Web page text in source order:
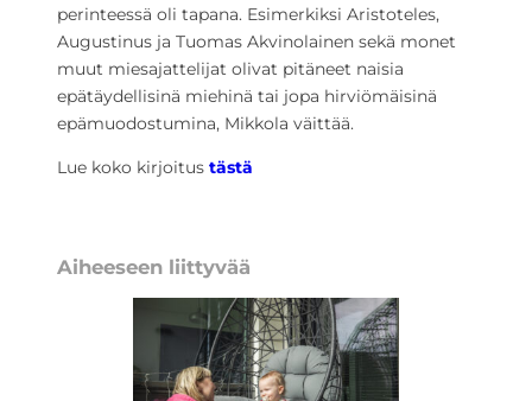
perinteessä oli tapana. Esimerkiksi Aristoteles,
Augustinus ja Tuomas Akvinolainen sekä monet
muut miesajattelijat olivat pitäneet naisia
epätäydellisinä miehinä tai jopa hirviömäisinä
epämuodostumina, Mikkola väittää.
Lue koko kirjoitus tästä
Aiheeseen liittyvää